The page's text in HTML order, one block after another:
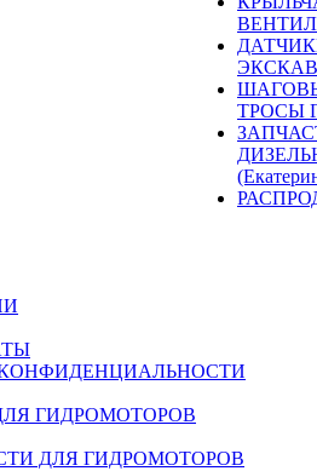
ТРОСЫ
ГИДРОМОТОРОВ
ДЛЯ ГИДРОМОТОРОВ